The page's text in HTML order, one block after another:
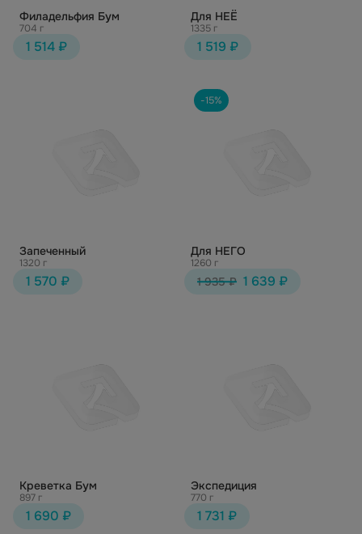
Филадельфия Бум
704 г
1 514 ₽
Для НЕЁ
1335 г
1 519 ₽
Запеченный
1320 г
1 570 ₽
-15%
Для НЕГО
1260 г
1 935 ₽ 1 639 ₽
Креветка Бум
897 г
1 690 ₽
Экспедиция
770 г
1 731 ₽